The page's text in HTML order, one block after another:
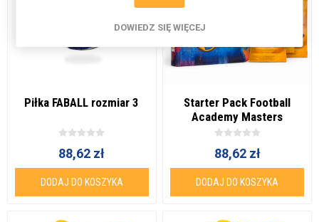
Piłka FABALL rozmiar 3
88,62 zł
DODAJ DO KOSZYKA
Starter Pack Football
Academy Masters
88,62 zł
DODAJ DO KOSZYKA
DOWIEDZ SIĘ WIĘCEJ